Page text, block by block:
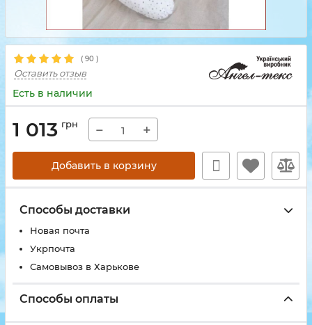
( 90 )
Оставить отзыв
Есть в наличии
1 013 грн − +
Добавить в корзину
Способы доставки
Новая почта
Укрпочта
Самовывоз в Харькове
Способы оплаты